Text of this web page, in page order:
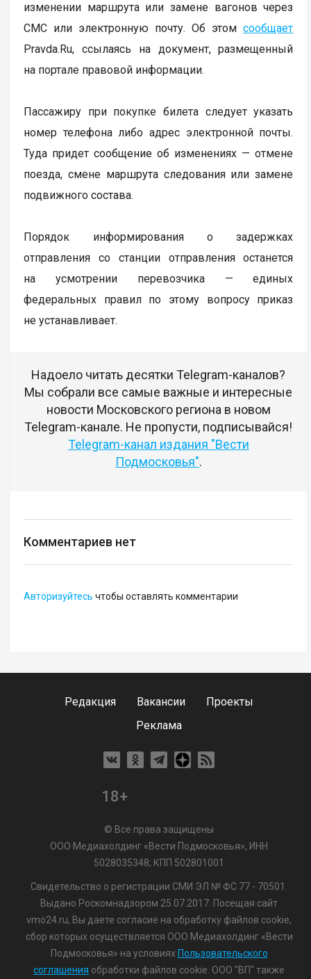
изменении маршрута или замене вагонов через
СМС или электронную почту. Об этомсообщает
Pravda.Ru, ссылаясь на документ, размещенный
на портале правовой информации.
Пассажиру при покупке билета следует указать
номер телефона либо адрес электронной почты.
Туда придет сообщение об изменениях — отмене
поезда, смене маршрута следования или замене
подвижного состава.
Порядок информирования о задержках
отправления со станции отправления останется
на усмотрении перевозчика — единых
федеральных правил по этому вопросу приказ
не устанавливает.
Надоело читать десятки Telegram-каналов?
Мы собрали все самые важные и интересные
новости Московского региона в новом
Telegram-канале. Не пропусти, подписывайся!
Telegram-канал издания "Вести
Подмосковья".
Комментариев нет
Авторизуйтесь чтобы оставлять комментарии
Редакция Вакансии
Проекты
Реклама
18+
© Все права защищены
ООО Медиахолдинг «Вести Подмосковья», ИНН
5028035348; КПП 502801001
Свидетельство о регистрации СМИ ЭЛ № ФС 77 - 70501.
Выдано Роскомнадзором 25.07.2017. Посещая сайт
vmo24.ru, Вы даете согласие на обработку файлов cookie,
сбор которых осуществляется ООО Медиахолдинг «Вести
Подмосковья» на условиях Пользовательского
соглашения обработки файлов cookie. ООО "ВП" также